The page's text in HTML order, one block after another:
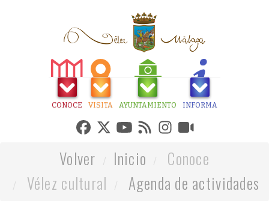
CONOCE VISITA AYUNTAMIENTO INFORMA
Volver Inicio
Conoce
Vélez cultural
Agenda de actividades